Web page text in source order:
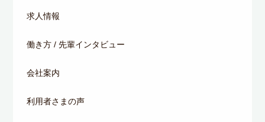
求人情報
働き方 / 先輩インタビュー
会社案内
利用者さまの声